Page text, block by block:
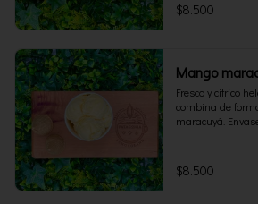
$8.500
Mango
Fresco y cítrico
combina de
maracuyá.
$8.500